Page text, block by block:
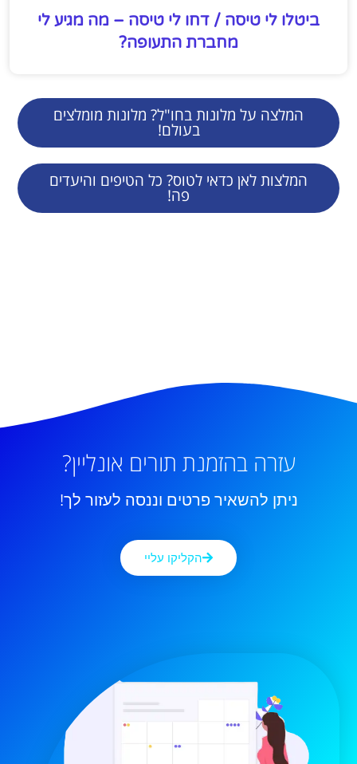
ביטלו לי טיסה / דחו לי טיסה – מה מגיע לי
מחברת התעופה?
המלצה על מלונות בחו"ל? מלונות מומלצים
בעולם!
המלצות לאן כדאי לטוס? כל הטיפים והיעדים
פה!
עזרה בהזמנת תורים אונליין?
ניתן להשאיר פרטים וננסה לעזור לך!
הקליקו עליי